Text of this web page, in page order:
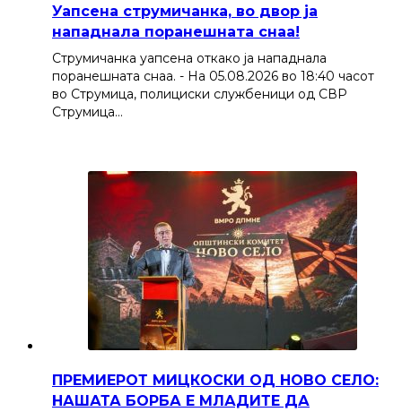
Уапсена струмичанка, во двор ја
нападнала поранешната снаа!
Струмичанка уапсена откако ја нападнала
поранешната снаа. - На 05.08.2026 во 18:40 часот
во Струмица, полициски службеници од СВР
Струмица…
ПРЕМИЕРОТ МИЦКОСКИ ОД НОВО СЕЛО:
НАШАТА БОРБА Е МЛАДИТЕ ДА